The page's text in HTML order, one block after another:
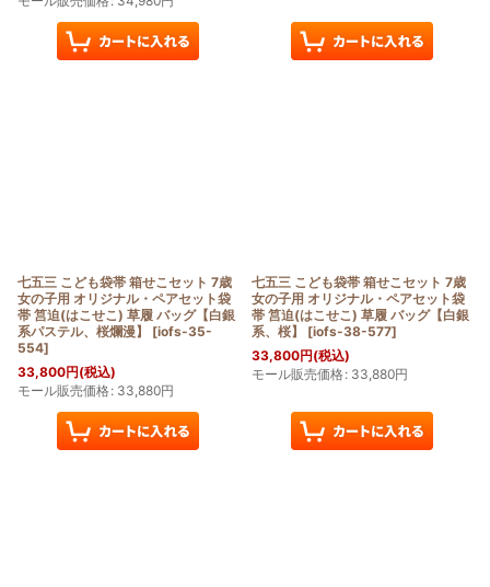
七五三 こども袋帯 箱せこセット 7歳
女の子用 オリジナル・ペアセット袋
帯 筥迫(はこせこ) 草履 バッグ【白銀
系パステル、桜爛漫】
[iofs-35-
554]
33,800円(税込)
モール販売価格: 33,880円
七五三 こども袋帯 箱せこセット 7歳
女の子用 オリジナル・ペアセット袋
帯 筥迫(はこせこ) 草履 バッグ【白銀
系、桜】
[iofs-38-577]
33,800円(税込)
モール販売価格: 33,880円